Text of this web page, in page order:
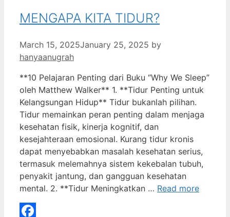
MENGAPA KITA TIDUR?
March 15, 2025January 25, 2025 by
hanyaanugrah
**10 Pelajaran Penting dari Buku “Why We Sleep”
oleh Matthew Walker** 1. **Tidur Penting untuk
Kelangsungan Hidup** Tidur bukanlah pilihan.
Tidur memainkan peran penting dalam menjaga
kesehatan fisik, kinerja kognitif, dan
kesejahteraan emosional. Kurang tidur kronis
dapat menyebabkan masalah kesehatan serius,
termasuk melemahnya sistem kekebalan tubuh,
penyakit jantung, dan gangguan kesehatan
mental. 2. **Tidur Meningkatkan … Read more